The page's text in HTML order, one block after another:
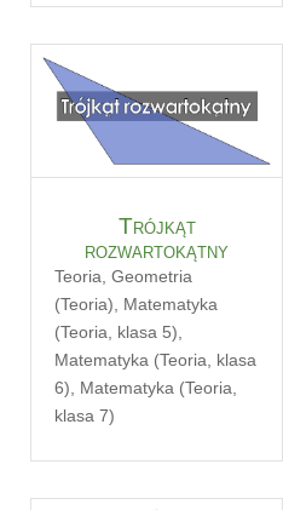
Trójkąt
rozwartokątny
Teoria Geometria
(Teoria)
Matematyka
(Teoria, klasa 5)
Matematyka (Teoria, klasa
6)
Matematyka (Teoria,
klasa 7)